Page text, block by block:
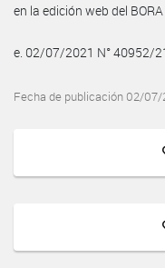
en la edición web del
e. 02/07/2021 N° 40952/
Fecha de publicación 02/07/